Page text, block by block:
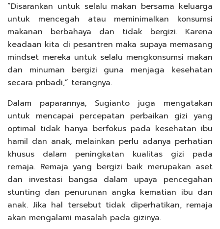
“Disarankan untuk selalu makan bersama keluarga
untuk mencegah atau meminimalkan konsumsi
makanan berbahaya dan tidak bergizi. Karena
keadaan kita di pesantren maka supaya memasang
mindset mereka untuk selalu mengkonsumsi makan
dan minuman bergizi guna menjaga kesehatan
secara pribadi,” terangnya.
Dalam paparannya, Sugianto juga mengatakan
untuk mencapai percepatan perbaikan gizi yang
optimal tidak hanya berfokus pada kesehatan ibu
hamil dan anak, melainkan perlu adanya perhatian
khusus dalam peningkatan kualitas gizi pada
remaja. Remaja yang bergizi baik merupakan aset
dan investasi bangsa dalam upaya pencegahan
stunting dan penurunan angka kematian ibu dan
anak. Jika hal tersebut tidak diperhatikan, remaja
akan mengalami masalah pada gizinya.